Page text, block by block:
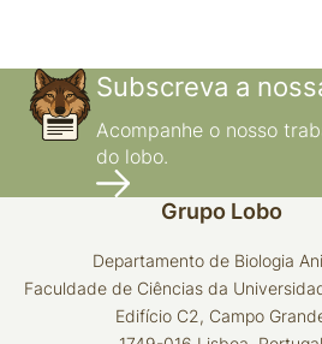
Subscreva a
Acompanhe o nosso
do lobo.
Grupo Lobo
Departamento de Biologia
Faculdade de Ciências da
Edifício C2, Campo